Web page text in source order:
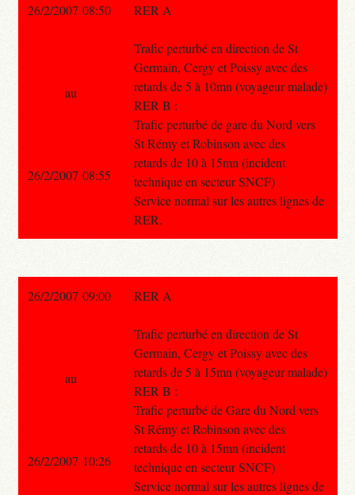
26/2/2007 08:50 RER A
Trafic perturbé en direction de St
Germain, Cergy et Poissy avec des
retards de 5 à 10mn (voyageur malade)
RER B :
Trafic perturbé de gare du Nord vers
St Rémy et Robinson avec des
retards de 10 à 15mn (incident
technique en secteur SNCF)
Service normal sur les autres lignes de
RER.
au
26/2/2007 08:55
26/2/2007 09:00 RER A
Trafic perturbé en direction de St
Germain, Cergy et Poissy avec des
retards de 5 à 15mn (voyageur malade)
RER B :
Trafic perturbé de Gare du Nord vers
St Rémy et Robinson avec des
retards de 10 à 15mn (incident
technique en secteur SNCF)
Service normal sur les autres lignes de
au
26/2/2007 10:26